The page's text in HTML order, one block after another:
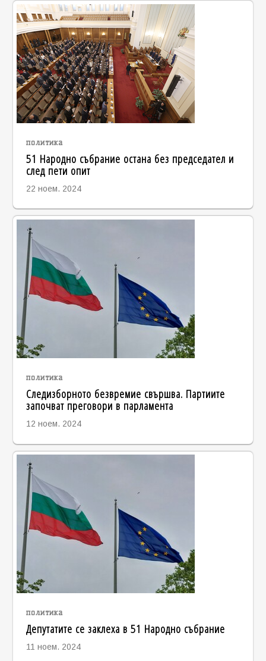
политика
51 Народно събрание остана без председател и
след пети опит
22 ноем. 2024
политика
Следизборното безвремие свършва. Партиите
започват преговори в парламента
12 ноем. 2024
политика
Депутатите се заклеха в 51 Народно събрание
11 ноем. 2024